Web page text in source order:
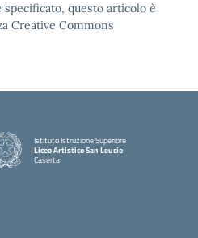
questo articolo è
Creative Commons
Istituto Istruzione Superiore
Liceo Artistico San Leucio
Caserta